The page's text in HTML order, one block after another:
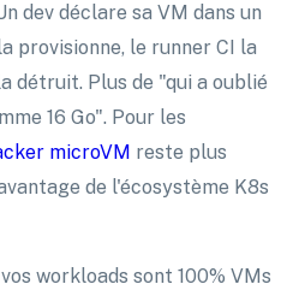
dev déclare sa VM dans un
provisionne, le runner CI la
détruit. Plus de "qui a oublié
16 Go". Pour les
microVM reste plus
de l'écosystème K8s
workloads sont 100% VMs